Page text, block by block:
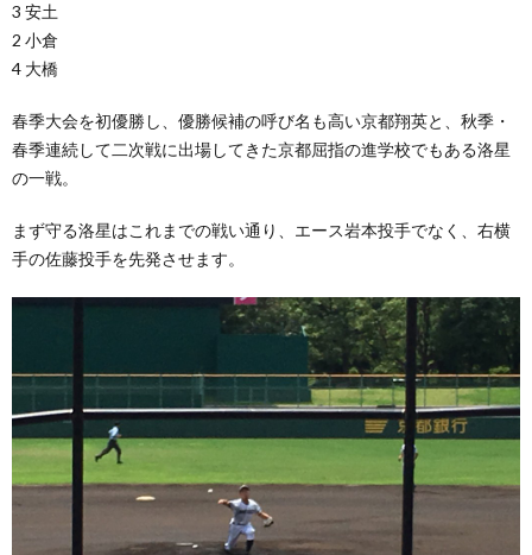
3 安土
2 小倉
4 大橋
春季大会を初優勝し、優勝候補の呼び名も高い京都翔英と、秋季・
春季連続して二次戦に出場してきた京都屈指の進学校でもある洛星
の一戦。
まず守る洛星はこれまでの戦い通り、エース岩本投手でなく、右横
手の佐藤投手を先発させます。